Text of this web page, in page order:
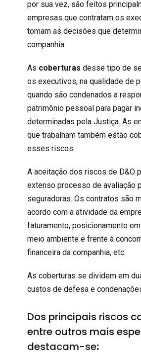
por sua vez, são feitos
empresas que contratam os
tomam as decisões que
companhia.
As coberturas desse tipo de
os executivos, na qualidade de
quando são condenados a
patrimônio pessoal para pagar
determinadas pela Justiça. As
que trabalham também estão
esses riscos.
A aceitação dos riscos de D&O
extenso processo de avaliação
seguradoras. Os contratos são
acordo com a atividade da
faturamento, posicionamento
meio ambiente e frente à
financeira da companhia, etc.
As coberturas se dividem em
custos de defesa e
Dos principais riscos
entre outros mais
destacam-se: